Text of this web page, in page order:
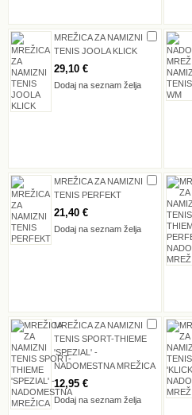
MREŽICA ZA NAMIZNI
TENIS JOOLA KLICK
29,10 €
Dodaj na seznam želja
MREŽICA ZA NAMIZNI
TENIS PERFEKT
21,40 €
Dodaj na seznam želja
MREŽICA ZA NAMIZNI
TENIS SPORT-THIEME
'SPEZIAL' -
NADOMESTNA MREŽICA
12,95 €
Dodaj na seznam želja